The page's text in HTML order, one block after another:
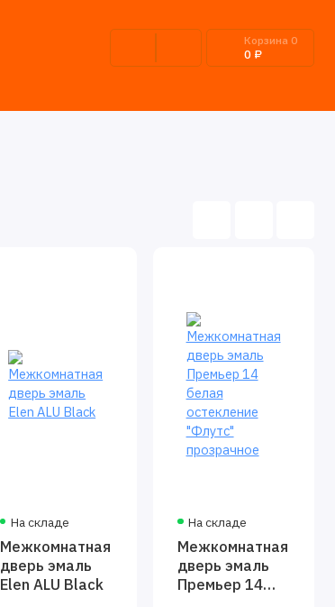
Корзина 0
0 ₽
На складе
Межкомнатная
дверь эмаль
Elen ALU Black
На складе
Межкомнатная
дверь эмаль
Премьер 14